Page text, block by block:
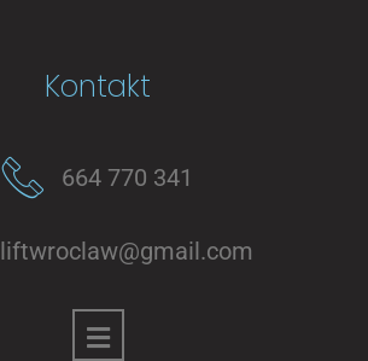
Kontakt
664 770 341
liftwroclaw@gmail.com